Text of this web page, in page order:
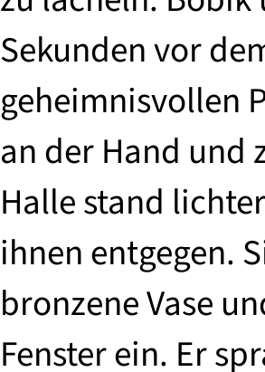
Sekunden vor
geheimnisvollen
an der Hand und
Halle stand
ihnen entgegen.
bronzene Vase
Fenster ein. Er